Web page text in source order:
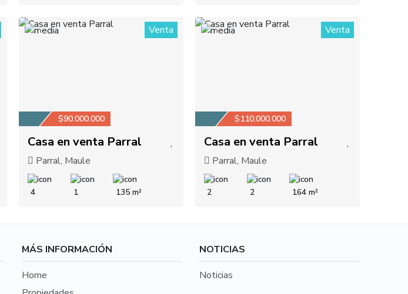
1 Venta
$90.000.000
Casa en venta Parral
Parral, Maule
4 1 135 m²
1 Venta
$110.000.000
Casa en venta Parral
Parral, Maule
2 2 164 m²
MÁS INFORMACIÓN
Home
NOTICIAS
Noticias